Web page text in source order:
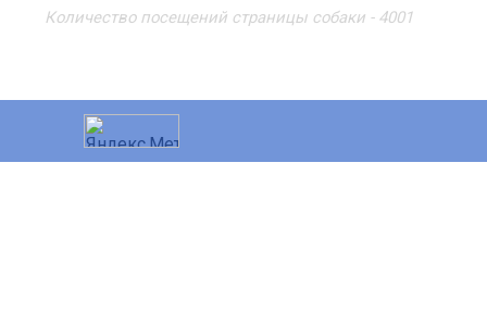
Количество посещений страницы собаки - 4001